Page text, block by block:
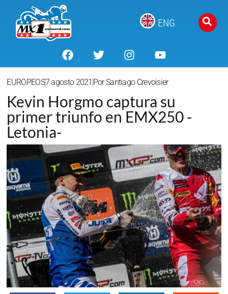
ENG
EUROPEOS7 agosto 2021 PorSantiago Crevoisier
Kevin Horgmo captura su
primer triunfo en EMX250 -
Letonia-